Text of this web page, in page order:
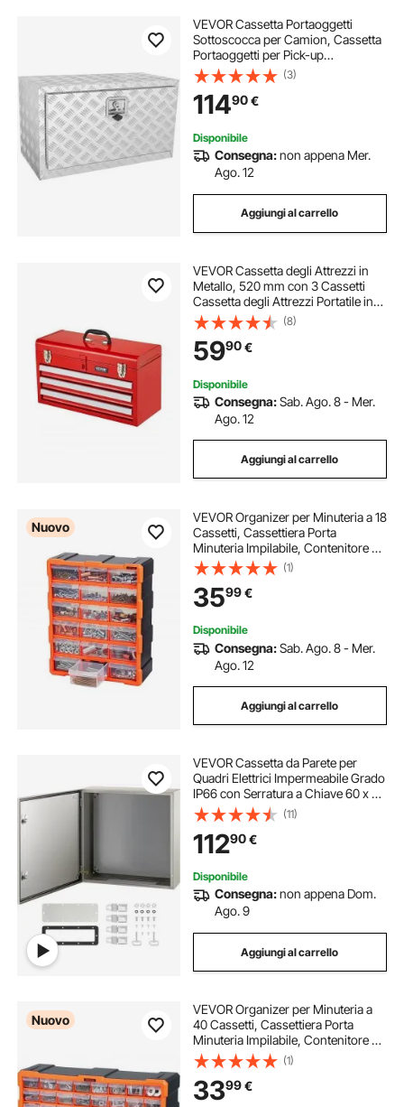
VEVOR Cassetta Portaoggetti
Sottoscocca per Camion, Cassetta
Portaoggetti per Pick-up
760×355×405 mm, Cassetta degli
Attrezzi in Alluminio, Scatola
Portaoggetti per Rimorchio
Furgone Camper Camion Auto
(3)
11490€
Disponibile
Consegna:non appena Mer.
Ago. 12
Aggiungi al carrello
VEVOR Cassetta degli Attrezzi in
Metallo, 520 mm con 3 Cassetti
Cassetta degli Attrezzi Portatile in
Metallo, Cassetta degli Attrezzi con
Rivestimenti Piedini, Acciaio con
Cuscinetti a Sfera, Rosso
(8)
5990€
Disponibile
Consegna:Sab. Ago. 8 - Mer.
Ago. 12
Aggiungi al carrello
Nuovo
VEVOR Organizer per Minuteria a 18
Cassetti, Cassettiera Porta
Minuteria Impilabile, Contenitore da
Parete per Viti, Bulloni, Ferramenta
e Componenti piccoli, Ideale per
Garage, Officina e Laboratorio
(1)
3599€
Disponibile
Consegna:Sab. Ago. 8 - Mer.
Ago. 12
Aggiungi al carrello
VEVOR Cassetta da Parete per
Quadri Elettrici Impermeabile Grado
IP66 con Serratura a Chiave 60 x 60
x 20 cm, Cassetta Stagna per
Quadri Elettrici Cablaggio Interno
Esterno in Acciaio al Carbonio IP66
(11)
11290€
Disponibile
Consegna:non appena Dom.
Ago. 9
Aggiungi al carrello
Nuovo
VEVOR Organizer per Minuteria a
40 Cassetti, Cassettiera Porta
Minuteria Impilabile, Contenitore da
Parete per Viti, Bulloni, Ferramenta
e Componenti, in Plastica, Ideale
per Garage, Casa e Officina
(1)
3399€